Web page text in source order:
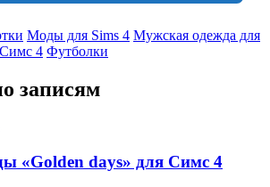
Моды для Sims 4 Мужская одежда для
4 Футболки
записям
«Golden days» для Симс 4